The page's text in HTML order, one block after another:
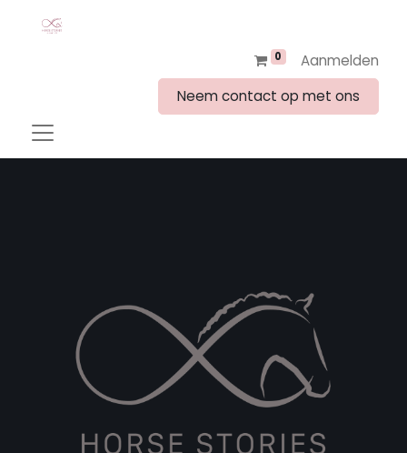
0
Aanmelden
Neem contact op met ons